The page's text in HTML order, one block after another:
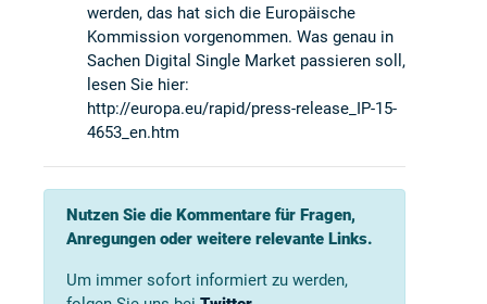
werden, das hat sich die Europäische
Kommission vorgenommen. Was genau in
Sachen Digital Single Market passieren soll,
lesen Sie hier:
http://europa.eu/rapid/press-release_IP-15-
4653_en.htm
Nutzen Sie die Kommentare für Fragen,
Anregungen oder weitere relevante Links.
Um immer sofort informiert zu werden,